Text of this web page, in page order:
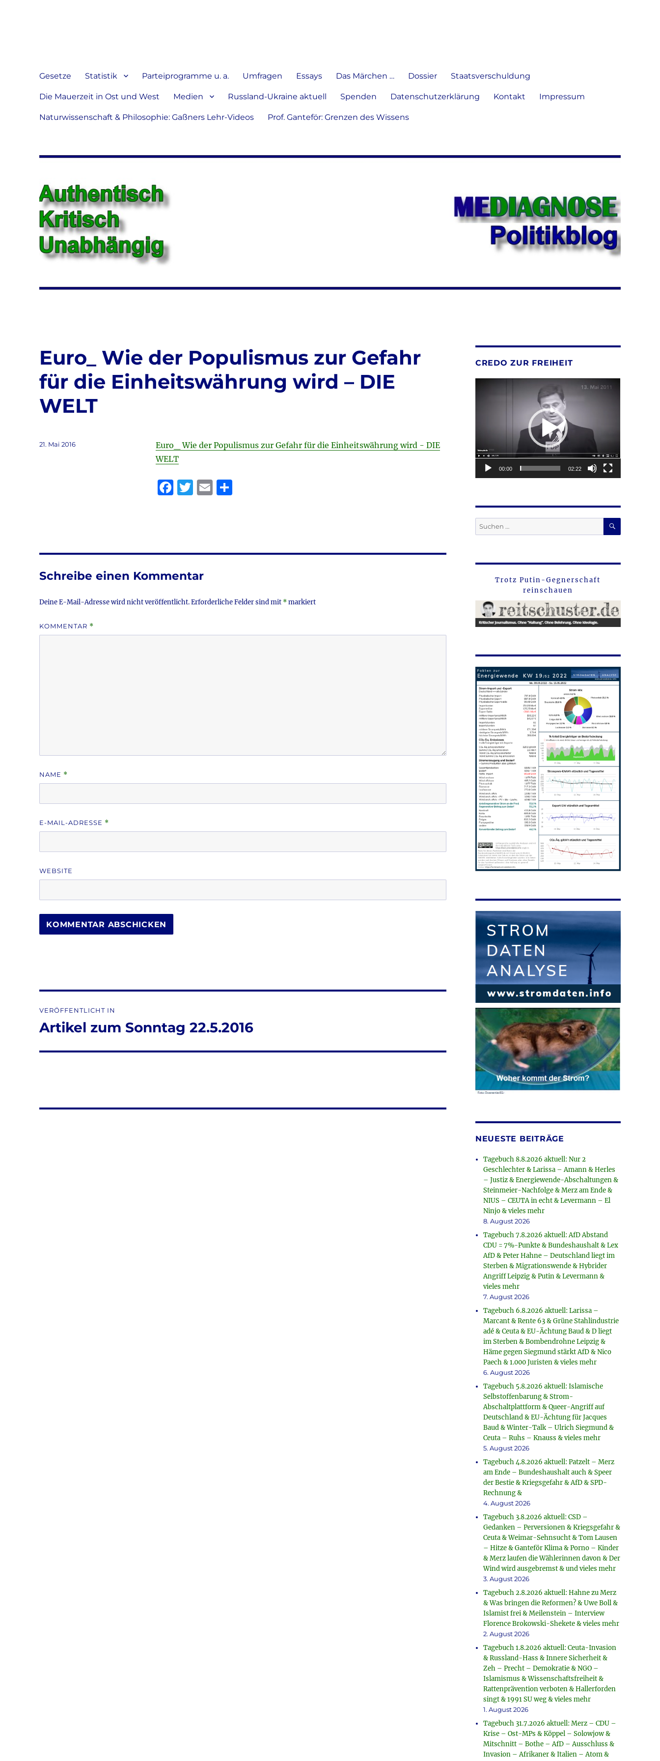
verbreiten
Gesetze Statistik Parteiprogramme u. a. Umfragen Essays Das Märchen … Dossier Staatsverschuldung
Die Mauerzeit in Ost und West Medien Russland-Ukraine aktuell Spenden Datenschutzerklärung Kontakt Impressum
Naturwissenschaft & Philosophie: Gaßners Lehr-Videos Prof. Ganteför: Grenzen des Wissens
Euro_ Wie der Populismus zur Gefahr
für die Einheitswährung wird – DIE
WELT
Euro_ Wie der Populismus zur Gefahr für die Einheitswährung wird - DIE
WELT
F
b
o
k
T
r
E T
Veröffentlicht
21. Mai 2016
Schreibe einen Kommentar
Deine E-Mail-Adresse wird nicht veröffentlicht.Erforderliche Felder sind mit *markiert
KOMMENTAR *
NAME *
E-MAIL-ADRESSE *
WEBSITE
VERÖFFENTLICHT IN
Artikel zum Sonntag 22.5.2016
CREDO ZUR FREIHEIT
00:00 02:22
Suche
nach:
SUCHEN
Trotz Putin-Gegnerschaft
reinschauen
NEUESTE BEITRÄGE
Tagebuch 8.8.2026 aktuell: Nur 2
Geschlechter & Larissa – Amann & Herles
– Justiz & Energiewende-Abschaltungen &
Steinmeier-Nachfolge & Merz am Ende &
NIUS – CEUTA in echt & Levermann – El
Ninjo & vieles mehr
8. August 2026
Tagebuch 7.8.2026 aktuell: AfD Abstand
CDU = 7%-Punkte & Bundeshaushalt & Lex
AfD & Peter Hahne – Deutschland liegt im
Sterben & Migrationswende & Hybrider
Angriff Leipzig & Putin & Levermann &
vieles mehr
7. August 2026
Tagebuch 6.8.2026 aktuell: Larissa –
Marcant & Rente 63 & Grüne Stahlindustrie
adé & Ceuta & EU-Ächtung Baud & D liegt
im Sterben & Bombendrohne Leipzig &
Häme gegen Siegmund stärkt AfD & Nico
Paech & 1.000 Juristen & vieles mehr
6. August 2026
Tagebuch 5.8.2026 aktuell: Islamische
Selbstoffenbarung & Strom-
Abschaltplattform & Queer-Angriff auf
Deutschland & EU-Ächtung für Jacques
Baud & Winter-Talk – Ulrich Siegmund &
Ceuta – Ruhs – Knauss & vieles mehr
5. August 2026
Tagebuch 4.8.2026 aktuell: Patzelt – Merz
am Ende – Bundeshaushalt auch & Speer
der Bestie & Kriegsgefahr & AfD & SPD-
Rechnung &
4. August 2026
Tagebuch 3.8.2026 aktuell: CSD –
Gedanken – Perversionen & Kriegsgefahr &
Ceuta & Weimar-Sehnsucht & Tom Lausen
– Hitze & Ganteför Klima & Porno – Kinder
& Merz laufen die Wählerinnen davon & Der
Wind wird ausgebremst & und vieles mehr
3. August 2026
Tagebuch 2.8.2026 aktuell: Hahne zu Merz
& Was bringen die Reformen? & Uwe Boll &
Islamist frei & Meilenstein – Interview
Florence Brokowski-Shekete & vieles mehr
2. August 2026
Tagebuch 1.8.2026 aktuell: Ceuta-Invasion
& Russland-Hass & Innere Sicherheit &
Zeh – Precht – Demokratie & NGO –
Islamismus & Wissenschaftsfreiheit &
Rattenprävention verboten & Hallerforden
singt & 1991 SU weg & vieles mehr
1. August 2026
Tagebuch 31.7.2026 aktuell: Merz – CDU –
Krise – Ost-MPs & Köppel – Solowjow &
Mitschnitt – Bothe – AfD – Ausschluss &
Invasion – Afrikaner & Italien – Atom &